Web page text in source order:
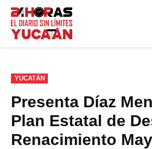
Saltar
contenido
PUBLICADO
EN
YUCATÁN
Presenta Díaz
Plan Estatal de
Renacimiento